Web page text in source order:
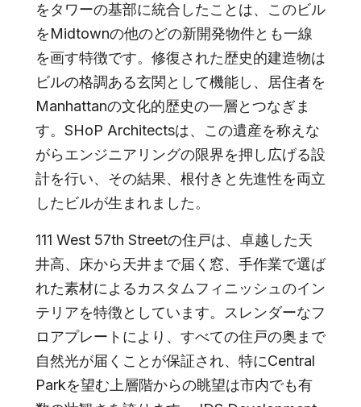
をタワーの基部に統合したことは、このビル
をMidtownの他のどの新開発物件とも一線
を画す特徴です。修復された歴史的建造物は
ビルの格調ある玄関として機能し、居住者を
Manhattanの文化的歴史の一層とつなぎま
す。SHoP Architectsは、この遺産を称えな
がらエンジニアリングの限界を押し広げる設
計を行い、その結果、根付きと先進性を両立
したビルが生まれました。
111 West 57th Streetの住戸は、卓越した天
井高、床から天井まで届く窓、手作業で選ば
れた素材によるカスタムフィニッシュのイン
テリアを特徴としています。スレンダーなフ
ロアプレートにより、すべての住戸の奥まで
自然光が届くことが保証され、特にCentral
Parkを望む上層階からの眺望は市内でも有